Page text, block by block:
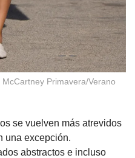
Primavera/Verano
se vuelven más atrevidos
una excepción.
abstractos e incluso